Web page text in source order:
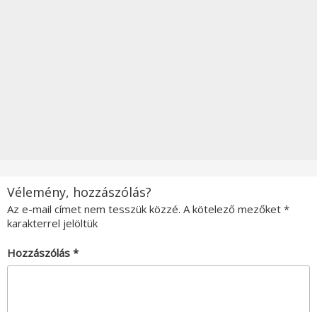
Vélemény, hozzászólás?
Az e-mail címet nem tesszük közzé. A kötelező mezőket *
karakterrel jelöltük
Hozzászólás *